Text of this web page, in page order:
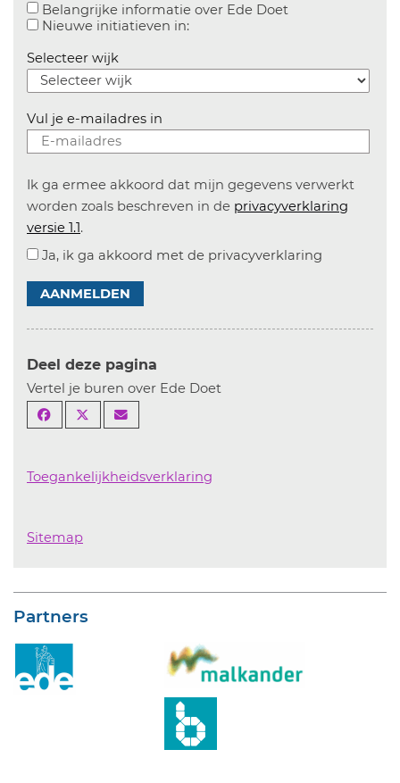
Belangrijke informatie over Ede Doet
Nieuwe initiatieven in:Aanvinken om informatie over
Selecteer wijk
Vul je e-mailadres in
Ik ga ermee akkoord dat mijn gegevens verwerkt
worden zoals beschreven in de privacyverklaring
versie 1.1.
Ja, ik ga akkoord met de privacyverklaring
AANMELDEN
Deel deze pagina
Vertel je buren over Ede Doet
Toegankelijkheidsverklaring
Sitemap
Partners